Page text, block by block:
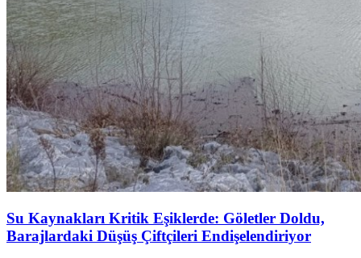
Su Kaynakları Kritik Eşiklerde: Göletler Doldu,
Barajlardaki Düşüş Çiftçileri Endişelendiriyor